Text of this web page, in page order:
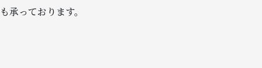
っております。